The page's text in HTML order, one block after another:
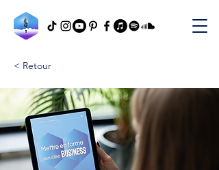
< Retour